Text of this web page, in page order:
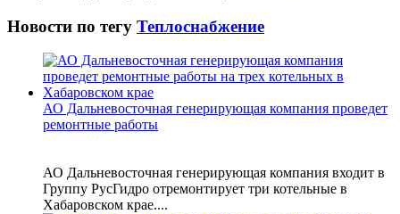
Новости по тегу Теплоснабжение
АО Дальневосточная генерирующая компания проведет
ремонтные работы
АО Дальневосточная генерирующая компания входит в
Группу РусГидро отремонтирует три котельные в
Хабаровском крае....